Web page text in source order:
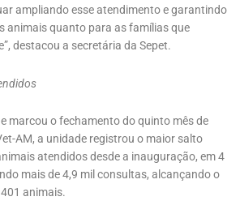
ampliando esse atendimento e garantindo
animais quanto para as famílias que
destacou a secretária da Sepet.
marcou o fechamento do quinto mês de
AM, a unidade registrou o maior salto
atendidos desde a inauguração, em 4
mais de 4,9 mil consultas, alcançando o
animais.